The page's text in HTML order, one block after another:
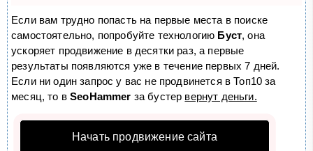
Если вам трудно попасть на первые места в поиске
самостоятельно, попробуйте технологию Буст, она
ускоряет продвижение в десятки раз, а первые
результаты появляются уже в течение первых 7 дней.
Если ни один запрос у вас не продвинется в Топ10 за
месяц, то вSeoHammer за бустер вернут деньги.
Начать продвижение сайта